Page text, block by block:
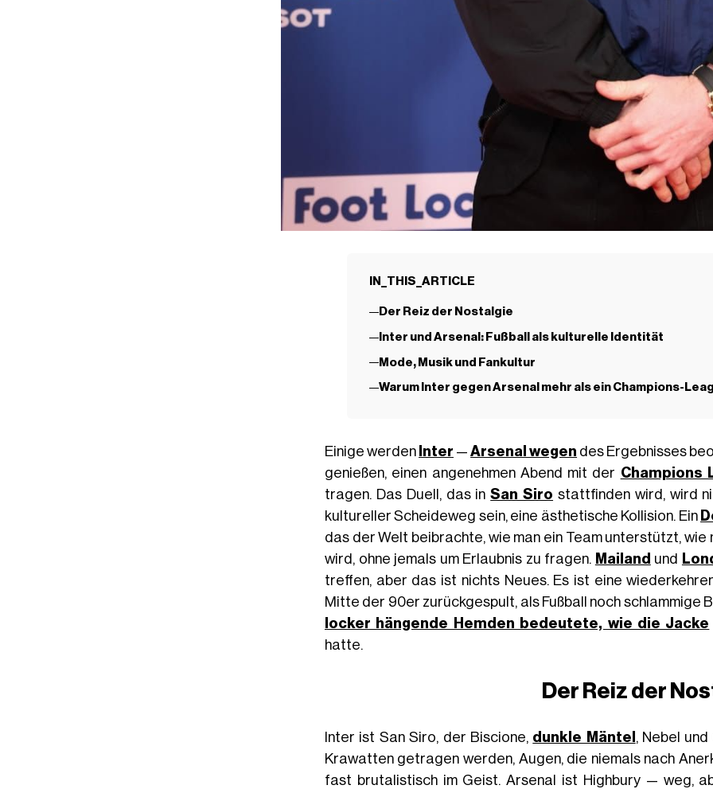
IN_THIS_ARTICLE
Der Reiz der Nostalgie
Inter und Arsenal: Fußball als kulturelle Identität
Mode, Musik und Fankultur
Warum Inter gegen Arsenal mehr als ein Champions-
Einige werden Inter —Arsenal wegen des Ergebnisses
genießen, einen angenehmen Abend mit der Champions
tragen. Das Duell, das inSan Siro stattfinden wird, wird
kultureller Scheideweg sein, eine ästhetische Kollision. Ein
das der Welt beibrachte, wie man ein Team unterstützt, wie
wird, ohne jemals um Erlaubnis zu fragen. Mailand und
treffen, aber das ist nichts Neues. Es ist eine
Mitte der 90er zurückgespult, als Fußball noch schlammige
locker hängende Hemden bedeutete, wie die Jacke
hatte.
Der Reiz der
Inter ist San Siro, der Biscione, dunkle Mäntel , Nebel
Krawatten getragen werden, Augen, die niemals nach
fast brutalistisch im Geist. Arsenal ist Highbury — weg,